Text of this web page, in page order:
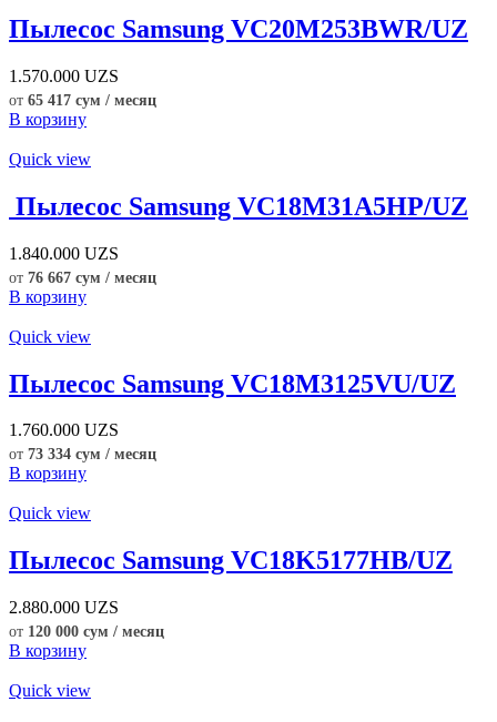
Пылесос Samsung VC20M253BWR/UZ
1.570.000 UZS
от 65 417 сум / месяц
В корзину
Quick view
Пылесос Samsung VC18M31A5HP/UZ
1.840.000 UZS
от 76 667 сум / месяц
В корзину
Quick view
Пылесос Samsung VC18M3125VU/UZ
1.760.000 UZS
от 73 334 сум / месяц
В корзину
Quick view
Пылесос Samsung VC18K5177HB/UZ
2.880.000 UZS
от 120 000 сум / месяц
В корзину
Quick view